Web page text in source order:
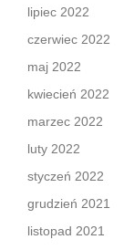
lipiec 2022
czerwiec 2022
maj 2022
kwiecień 2022
marzec 2022
luty 2022
styczeń 2022
grudzień 2021
listopad 2021